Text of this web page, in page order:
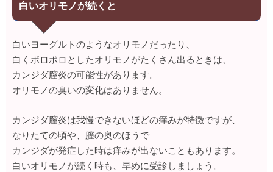
白いオリモノが続くと
白いヨーグルトのようなオリモノだったり、
白くポロポロとしたオリモノがたくさん出るときは、
カンジダ膣炎の可能性があります。
オリモノの臭いの変化はありません。
カンジダ膣炎は我慢できないほどの痒みが特徴ですが、
なりたての頃や、膣の奥のほうで
カンジダが発症した時は痒みが出ないこともあります。
白いオリモノが続く時も、早めに受診しましょう。